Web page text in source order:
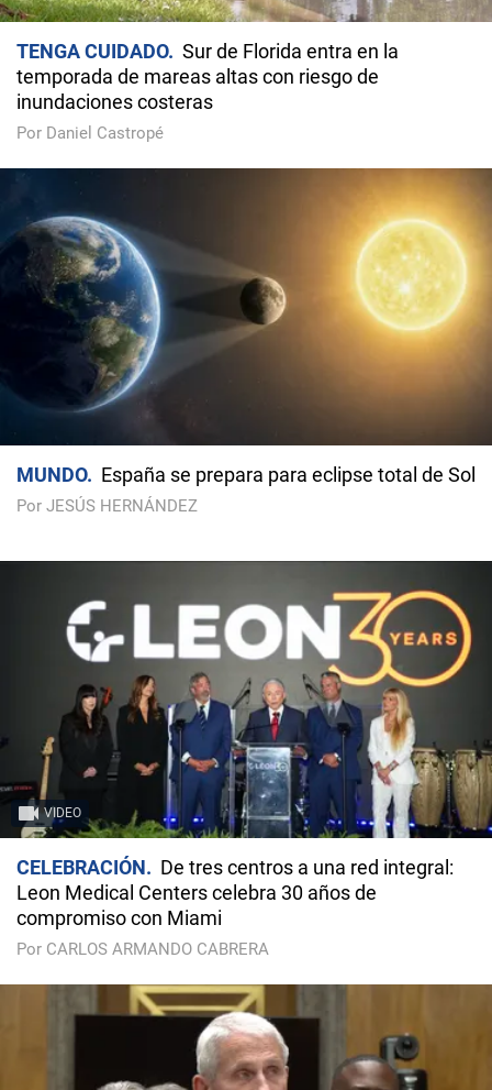
TENGA CUIDADO
Sur de Florida entra en la
temporada de mareas altas con riesgo de
inundaciones costeras
Por Daniel Castropé
MUNDO España se prepara para eclipse total de Sol
Por JESÚS HERNÁNDEZ
VIDEO
CELEBRACIÓN
De tres centros a una red integral:
Leon Medical Centers celebra 30 años de
compromiso con Miami
Por CARLOS ARMANDO CABRERA